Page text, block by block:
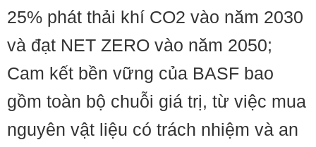
25% phát thải khí CO2 vào năm 2030
và đạt NET ZERO vào năm 2050;
Cam kết bền vững của BASF bao
gồm toàn bộ chuỗi giá trị, từ việc mua
nguyên vật liệu có trách nhiệm và an